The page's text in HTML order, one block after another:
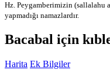
Hz. Peygamberimizin (sallalahu
yapmadığı namazlardır.
Bacabal için
Harita Ek Bilgiler